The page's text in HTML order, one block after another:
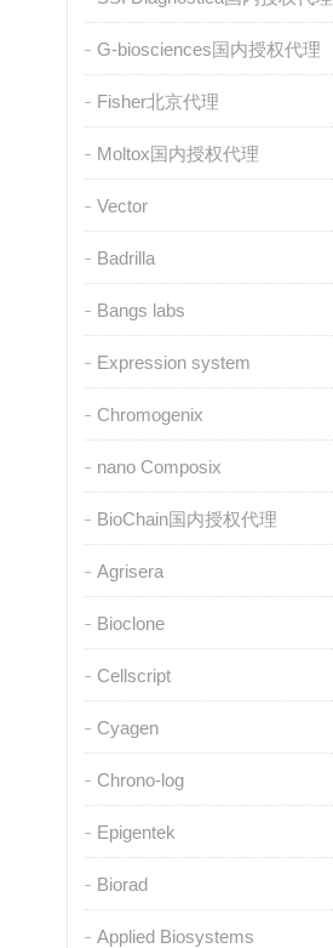
G-biosciences国内授权代理
Fisher北京代理
Moltox国内授权代理
Vector
Badrilla
Bangs labs
Expression system
Chromogenix
nano Composix
BioChain国内授权代理
Agrisera
Bioclone
Cellscript
Cyagen
Chrono-log
Epigentek
Biorad
Applied Biosystems